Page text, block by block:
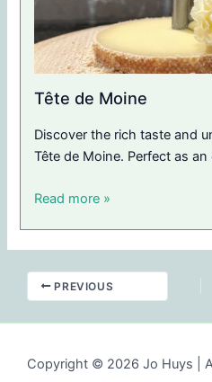
Tête de Moine
Discover the rich taste and
Tête de Moine. Perfect as
Read more »
PREVIOUS
Copyright © 2026 Jo Huys |